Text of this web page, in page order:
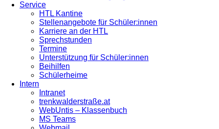
Service
HTL Kantine
Stellenangebote für Schüler:innen
Karriere an der HTL
Sprechstunden
Termine
Unterstützung für Schüler:innen
Beihilfen
Schülerheime
Intern
Intranet
trenkwalderstraße.at
WebUntis – Klassenbuch
MS Teams